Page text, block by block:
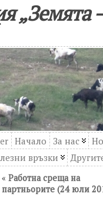
„Земята
Начало За нас
връзки
« Работна среща на
партньорите (24 юли